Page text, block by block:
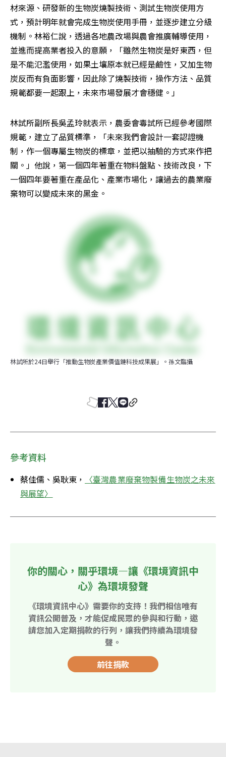
材來源、研發新的生物炭燒製技術、測試生物炭使用方
式，預計明年就會完成生物炭使用手冊，並逐步建立分級
機制。林裕仁說，透過各地農改場與農會推廣輔導使用，
並進而提高業者投入的意願，「雖然生物炭是好東西，但
是不能氾濫使用，如果土壤原本就已經是鹼性，又加生物
炭反而有負面影響，因此除了燒製技術，操作方法、品質
規範都要一起跟上，未來市場發展才會穩健。」
林試所副所長吳孟玲就表示，農委會毒試所已經參考國際
規範，建立了品質標準，「未來我們會設計一套認證機
制，作一個專屬生物炭的標章，並把以抽驗的方式來作把
關。」他說，第一個四年著重在物料盤點、技術改良，下
一個四年要著重在產品化、產業市場化，讓過去的農業廢
棄物可以變成未來的黑金。
林試所於24日舉行「推動生物炭產業價值鏈科技成果展」。孫文臨攝
參考資料
蔡佳儒、吳耿東，
〈臺灣農業廢棄物製備生物炭之未來
與展望〉
你的關心，關乎環境—讓《環境資訊中
心》為環境發聲
《環境資訊中心》需要你的支持！我們相信唯有
資訊公開普及，才能促成民眾的參與和行動，邀
請您加入定期捐款的行列，讓我們持續為環境發
聲。
前往捐款